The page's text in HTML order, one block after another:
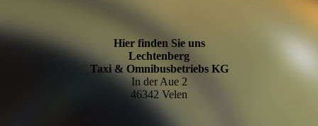
Hier finden Sie uns
Lechtenberg
Taxi & Omnibusbetriebs KG
In der Aue 2
46342 Velen